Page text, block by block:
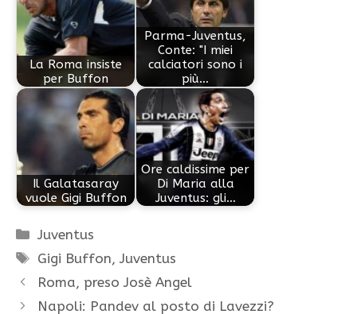
La Roma insiste
per Buffon
Parma-Juventus,
Conte: "I miei
calciatori sono i
più…
Il Galatasaray
vuole Gigi Buffon
Ore caldissime per
Di Maria alla
Juventus: gli…
Categorie
Juventus
Tag
Gigi Buffon,Juventus
Roma, preso Josè Angel
Napoli: Pandev al posto di Lavezzi?